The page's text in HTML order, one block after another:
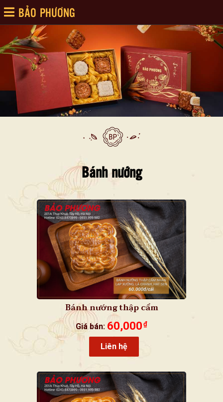
BẢO PHƯƠNG
Bánh nướng
Bánh nướng thập cẩm
Giá bán: 60,000 ₫
Liên hệ